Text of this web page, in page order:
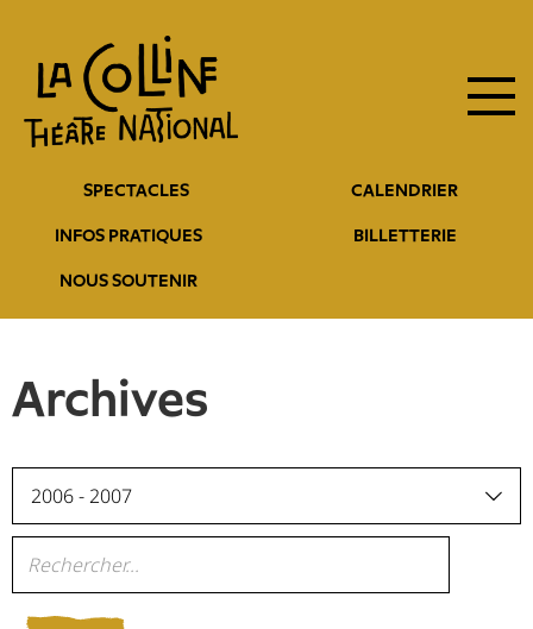
contenu
principal
entête
SPECTACLES CALENDRIER
INFOS PRATIQUES BILLETTERIE
NOUS SOUTENIR
principale
Archives
2006 - 2007